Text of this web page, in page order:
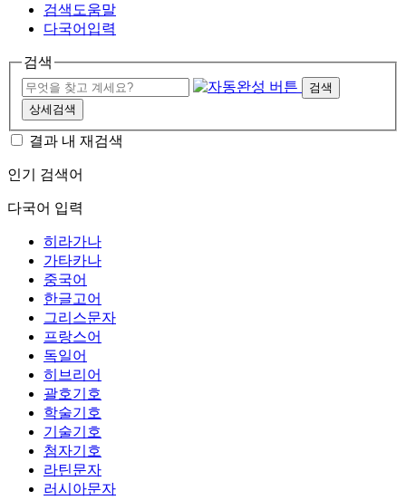
검색도움말
다국어입력
검색
검색
상세검색
결과 내 재검색
인기 검색어
다국어 입력
히라가나
가타카나
중국어
한글고어
그리스문자
프랑스어
독일어
히브리어
괄호기호
학술기호
기술기호
첨자기호
라틴문자
러시아문자